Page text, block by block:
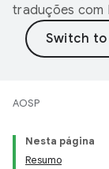
traduções com
AOSP
Nesta página
Resumo